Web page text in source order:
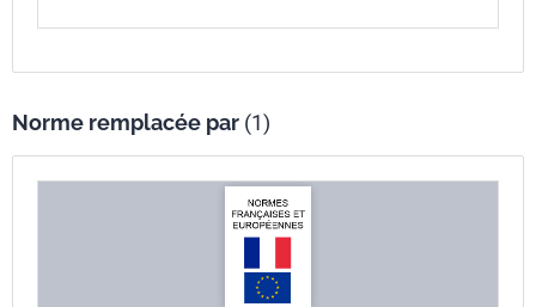
Norme remplacée par (1)